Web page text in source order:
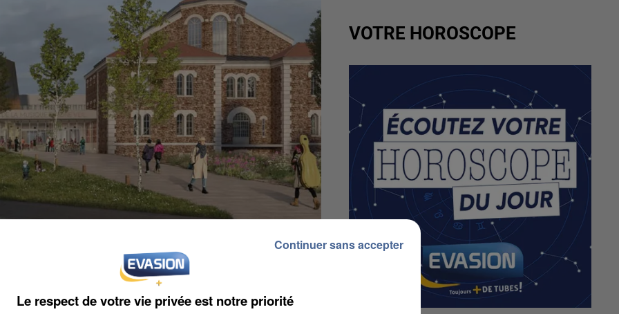
VOTRE HOROSCOPE
Le respect de votre vie privée est notre priorité
Continuer sans accepter